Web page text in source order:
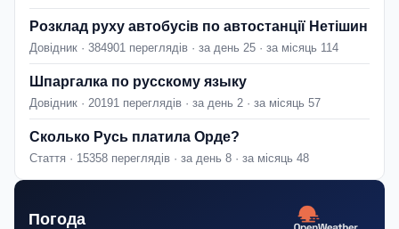
Розклад руху автобусів по автостанції Нетішин
Довідник · 384901 переглядів · за день 25 · за місяць 114
Шпаргалка по русскому языку
Довідник · 20191 переглядів · за день 2 · за місяць 57
Сколько Русь платила Орде?
Стаття · 15358 переглядів · за день 8 · за місяць 48
Погода